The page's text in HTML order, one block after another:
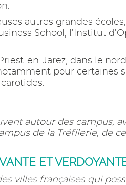
autres grandes
School, l’Institut
en-Jarez, dans le
pour certaines
autour des campus,
de la Tréfilerie, de
ET
villes françaises qui